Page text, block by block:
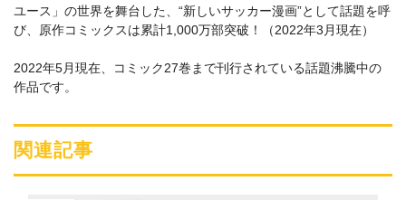
ユース」の世界を舞台した、“新しいサッカー漫画”として話題を呼
び、原作コミックスは累計1,000万部突破！（2022年3月現在）
2022年5月現在、コミック27巻まで刊行されている話題沸騰中の
作品です。
関連記事